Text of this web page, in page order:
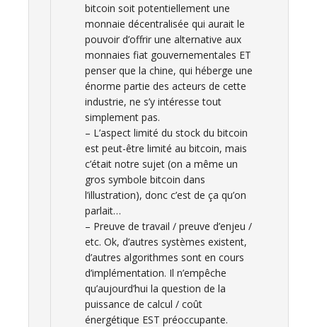
bitcoin soit potentiellement une
monnaie décentralisée qui aurait le
pouvoir d’offrir une alternative aux
monnaies fiat gouvernementales ET
penser que la chine, qui héberge une
énorme partie des acteurs de cette
industrie, ne s’y intéresse tout
simplement pas.
– L’aspect limité du stock du bitcoin
est peut-être limité au bitcoin, mais
c’était notre sujet (on a même un
gros symbole bitcoin dans
l’illustration), donc c’est de ça qu’on
parlait…
– Preuve de travail / preuve d’enjeu /
etc. Ok, d’autres systèmes existent,
d’autres algorithmes sont en cours
d’implémentation. Il n’empêche
qu’aujourd’hui la question de la
puissance de calcul / coût
énergétique EST préoccupante.